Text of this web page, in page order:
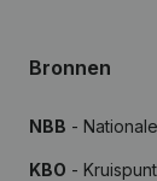
Bronnen
NBB -
KBO -